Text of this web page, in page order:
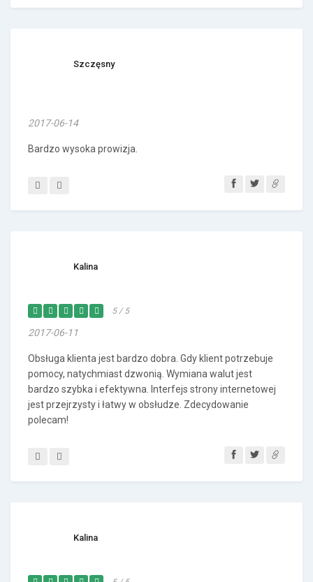
Szczęsny
2017-06-14
Bardzo wysoka prowizja.
Kalina
5 / 5
2017-06-11
Obsługa klienta jest bardzo dobra. Gdy klient potrzebuje
pomocy, natychmiast dzwonią. Wymiana walut jest
bardzo szybka i efektywna. Interfejs strony internetowej
jest przejrzysty i łatwy w obsłudze. Zdecydowanie
polecam!
Kalina